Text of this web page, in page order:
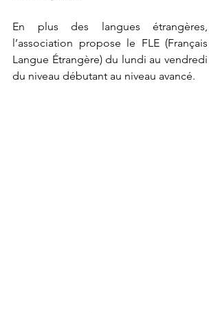
En plus des langues étrangères,
l’association propose le FLE (Français
Langue Étrangère) du lundi au vendredi
du niveau débutant au niveau avancé.